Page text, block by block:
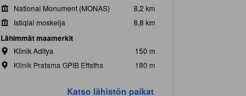
National Monument (MONAS)
8,2 km
Istiqlal moskeija
8,8 km
Lähimmät maamerkit
Klinik Aditya
150 m
Klinik Pratama GPIB Effatha
180 m
Balkesmas STIK-PTIK
420 m
Katso lähistön paikat